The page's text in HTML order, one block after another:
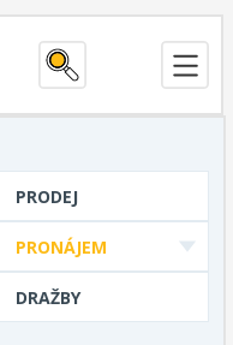
PRODEJ
PRONÁJEM
DRAŽBY